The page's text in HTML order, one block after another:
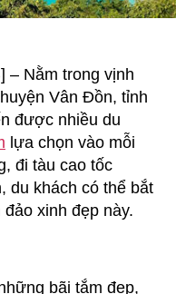
– Nằm trong vịnh
Vân Đồn, tỉnh
được nhiều du
lựa chọn vào mỗi
đi tàu cao tốc
du khách có thể bắt
xinh đẹp này.
bãi tắm đẹp,